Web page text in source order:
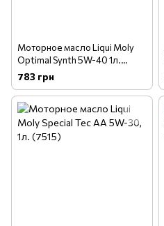
Моторное масло Liqui Moly
Optimal Synth 5W-40 1л.
(3925)
783 грн